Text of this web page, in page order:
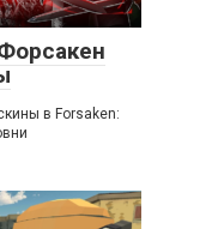
в Forsaken: